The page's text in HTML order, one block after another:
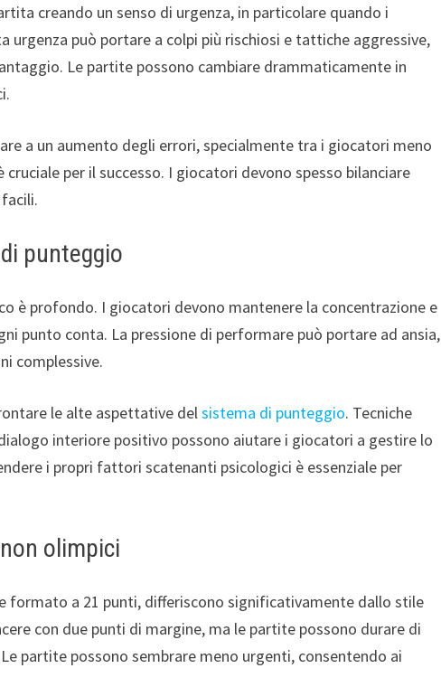
creando un senso di urgenza, in particolare quando i
urgenza può portare a colpi più rischiosi e tattiche aggressive,
Le partite possono cambiare drammaticamente in
a un aumento degli errori, specialmente tra i giocatori meno
per il successo. I giocatori devono spesso bilanciare
punteggio
è profondo. I giocatori devono mantenere la concentrazione e
punto conta. La pressione di performare può portare ad ansia,
complessive.
le alte aspettative delsistema di punteggio. Tecniche
interiore positivo possono aiutare i giocatori a gestire lo
i propri fattori scatenanti psicologici è essenziale per
olimpici
formato a 21 punti, differiscono significativamente dallo stile
con due punti di margine, ma le partite possono durare di
partite possono sembrare meno urgenti, consentendo ai